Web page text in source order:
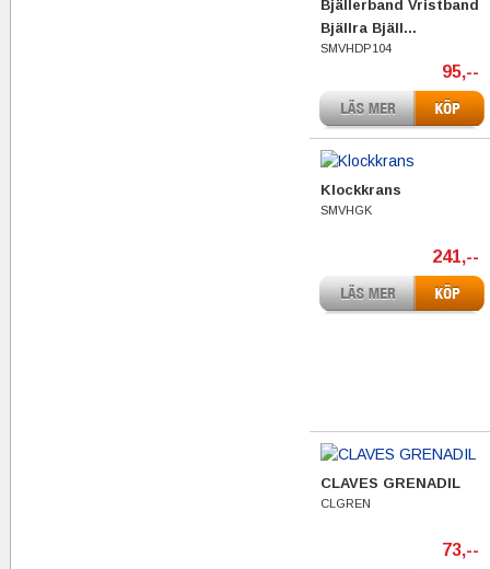
Bjällerband Vristband
Bjällra Bjäll...
SMVHDP104
95,--
Klockkrans
SMVHGK
241,--
CLAVES GRENADIL
CLGREN
73,--